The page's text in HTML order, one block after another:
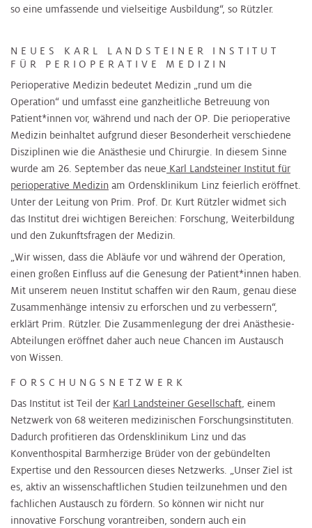
so eine umfassende und vielseitige Ausbildung“, so Rützler.
NEUES KARL LANDSTEINER INSTITUT
FÜR PERIOPERATIVE MEDIZIN
Perioperative Medizin bedeutet Medizin „rund um die
Operation“ und umfasst eine ganzheitliche Betreuung von
Patient*innen vor, während und nach der OP. Die perioperative
Medizin beinhaltet aufgrund dieser Besonderheit verschiedene
Disziplinen wie die Anästhesie und Chirurgie. In diesem Sinne
wurde am 26. September das neue Karl Landsteiner Institut für
perioperative Medizin am Ordensklinikum Linz feierlich eröffnet.
Unter der Leitung von Prim. Prof. Dr. Kurt Rützler widmet sich
das Institut drei wichtigen Bereichen: Forschung, Weiterbildung
und den Zukunftsfragen der Medizin.
„Wir wissen, dass die Abläufe vor und während der Operation,
einen großen Einfluss auf die Genesung der Patient*innen haben.
Mit unserem neuen Institut schaffen wir den Raum, genau diese
Zusammenhänge intensiv zu erforschen und zu verbessern“,
erklärt Prim. Rützler. Die Zusammenlegung der drei Anästhesie-
Abteilungen eröffnet daher auch neue Chancen im Austausch
von Wissen.
FORSCHUNGSNETZWERK
Das Institut ist Teil der Karl Landsteiner Gesellschaft, einem
Netzwerk von 68 weiteren medizinischen Forschungsinstituten.
Dadurch profitieren das Ordensklinikum Linz und das
Konventhospital Barmherzige Brüder von der gebündelten
Expertise und den Ressourcen dieses Netzwerks. „Unser Ziel ist
es, aktiv an wissenschaftlichen Studien teilzunehmen und den
fachlichen Austausch zu fördern. So können wir nicht nur
innovative Forschung vorantreiben, sondern auch ein